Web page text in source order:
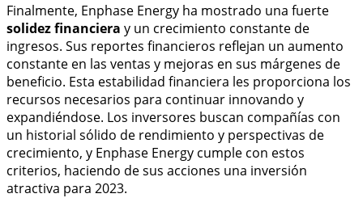
Finalmente, Enphase Energy ha mostrado una fuerte
solidez financiera y un crecimiento constante de
ingresos. Sus reportes financieros reflejan un aumento
constante en las ventas y mejoras en sus márgenes de
beneficio. Esta estabilidad financiera les proporciona los
recursos necesarios para continuar innovando y
expandiéndose. Los inversores buscan compañías con
un historial sólido de rendimiento y perspectivas de
crecimiento, y Enphase Energy cumple con estos
criterios, haciendo de sus acciones una inversión
atractiva para 2023.